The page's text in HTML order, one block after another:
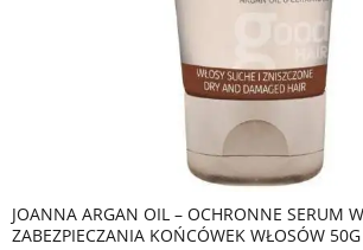
JOANNA ARGAN OIL – OCHRONNE SERUM
ZABEZPIECZANIA KOŃCÓWEK WŁOSÓW 50G